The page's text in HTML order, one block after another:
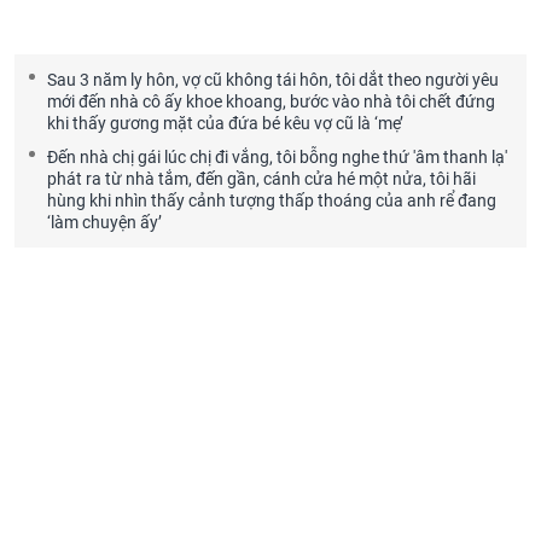
Sau 3 năm ly hôn, vợ cũ không tái hôn, tôi dắt theo người yêu
mới đến nhà cô ấy khoe khoang, bước vào nhà tôi chết đứng
khi thấy gương mặt của đứa bé kêu vợ cũ là ‘mẹ’
Đến nhà chị gái lúc chị đi vắng, tôi bỗng nghe thứ 'âm thanh lạ'
phát ra từ nhà tắm, đến gần, cánh cửa hé một nửa, tôi hãi
hùng khi nhìn thấy cảnh tượng thấp thoáng của anh rể đang
‘làm chuyện ấy’